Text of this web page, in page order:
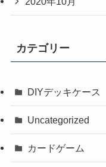
カテゴリー
DIYデッキケース
Uncategorized
カードゲーム